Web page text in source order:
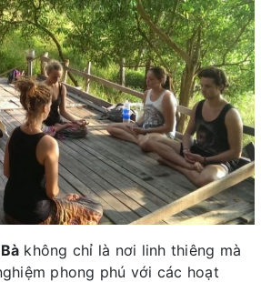
không chỉ là nơi linh thiêng mà
phong phú với các hoạt